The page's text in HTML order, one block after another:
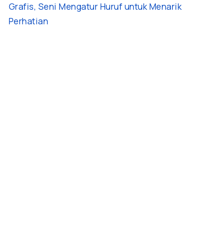
Grafis, Seni Mengatur Huruf untuk Menarik
Perhatian